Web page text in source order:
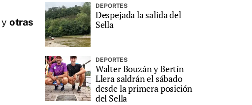
y otras
DEPORTES
Despejada la salida del
Sella
DEPORTES
Walter Bouzán y Bertín
Llera saldrán el sábado
desde la primera posición
del Sella